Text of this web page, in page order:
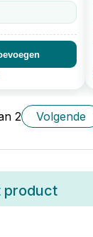
2 Volgende
product